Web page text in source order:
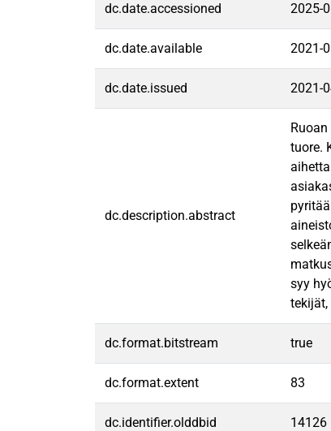
dc.date.accessioned 2025-
dc.date.available 2021-
dc.date.issued 2021-
dc.description.abstract
tuore.
syy
dc.format.bitstream true
dc.format.extent 83
dc.identifier.olddbid 14126